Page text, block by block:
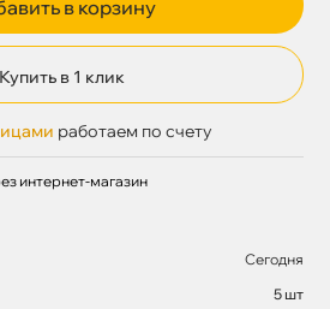
в корзину
Купить в 1 клик
работаем по счету
интернет-магазин
Сегодня
5 шт